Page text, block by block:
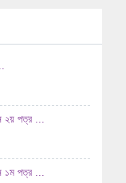
২য় পত্র ...
১ম পত্র ...